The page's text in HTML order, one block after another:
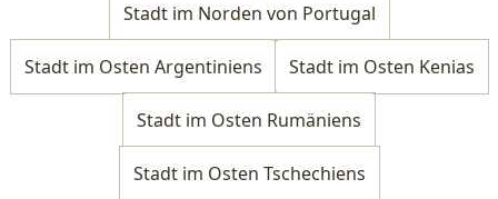
Stadt im Norden von Portugal
Stadt im Osten Argentiniens Stadt im Osten Kenias
Stadt im Osten Rumäniens
Stadt im Osten Tschechiens